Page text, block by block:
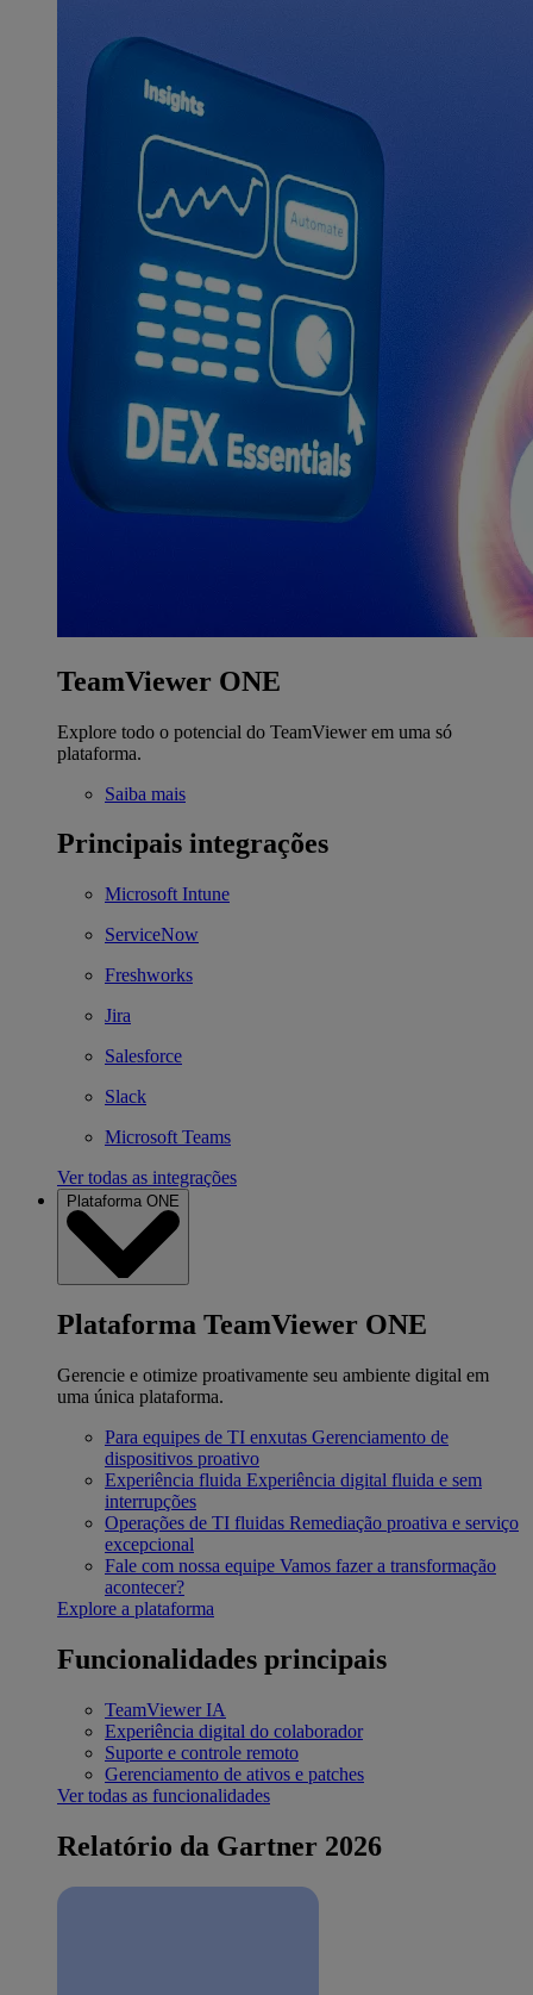
TeamViewer ONE
Explore todo o potencial do TeamViewer em uma só
plataforma.
Saiba mais
Principais integrações
Microsoft Intune
ServiceNow
Freshworks
Jira
Salesforce
Slack
Microsoft Teams
Ver todas as integrações
Plataforma ONE
Plataforma TeamViewer ONE
Gerencie e otimize proativamente seu ambiente digital em
uma única plataforma.
Para equipes de TI enxutas Gerenciamento de
dispositivos proativo
Experiência fluida Experiência digital fluida e sem
interrupções
Operações de TI fluidas Remediação proativa e serviço
excepcional
Fale com nossa equipe Vamos fazer a transformação
acontecer?
Explore a plataforma
Funcionalidades principais
TeamViewer IA
Experiência digital do colaborador
Suporte e controle remoto
Gerenciamento de ativos e patches
Ver todas as funcionalidades
Relatório da Gartner 2026